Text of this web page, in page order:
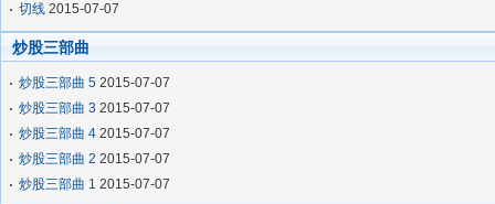
切线 2015-07-07
炒股三部曲
炒股三部曲 5 2015-07-07
炒股三部曲 3 2015-07-07
炒股三部曲 4 2015-07-07
炒股三部曲 2 2015-07-07
炒股三部曲 1 2015-07-07